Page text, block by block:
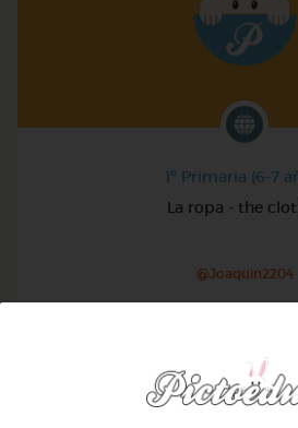
1º Primaria (6-7
La ropa - the
@Joaquin2204